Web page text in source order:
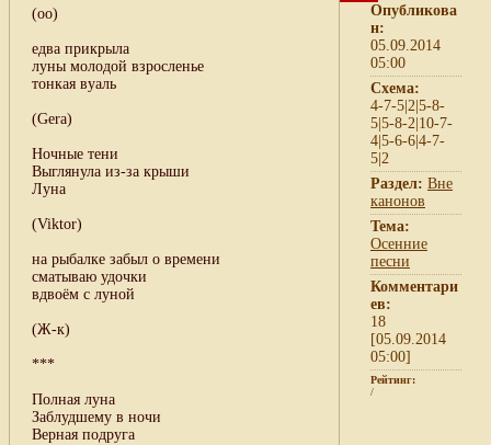
(оо)
едва прикрыла
луны молодой взросленье
тонкая вуаль
(Gera)
Ночные тени
Выглянула из-за крыши
Луна
(Viktor)
на рыбалке забыл о времени
сматываю удочки
вдвоём с луной
(Ж-к)
***
Полная луна
Заблудшему в ночи
Верная подруга
Опубликова
н:
05.09.2014
05:00
Схема:
4-7-5|2|5-8-
5|5-8-2|10-7-
4|5-6-6|4-7-
5|2
Раздел: Вне
канонов
Тема:
Осенние
песни
Комментари
ев:
18
[05.09.2014
05:00]
Рейтинг:
/